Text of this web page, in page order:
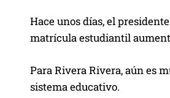
Hace unos días, el
matrícula estudiantil
Para Rivera Rivera, aún es
sistema educativo.